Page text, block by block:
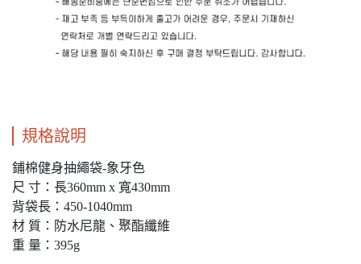
規格說明
鋪棉健身抽繩袋-象牙色
尺 寸：長360mm x 寬430mm
背袋長：450-1040mm
材 質：防水尼龍、聚酯纖維
重 量：395g